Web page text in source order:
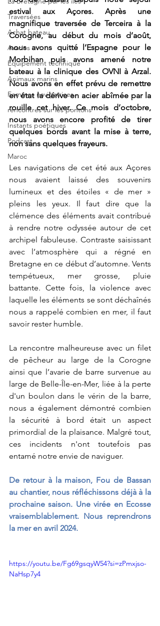
Traversées
Achat bateau
Avaries
Equipement technique
Animaux marins
Femmes navigatrices
rencontres sur les pontons
Instants poétiques
Podcast
Maroc
estival aux Açores. Après une
magnifique traversée de Terceira à la
Corogne, au début du mois d’août,
nous avons quitté l’Espagne pour le
Morbihan puis avons amené notre
bateau à la clinique des OVNI à Arzal.
Nous avons en effet prévu de remettre
en état la dérive en acier abîmée par la
rouille cet hiver. Ce mois d’octobre,
nous avons encore profité de tirer
quelques bords avant la mise à terre,
non sans quelques frayeurs.
Les navigations de cet été aux Açores
nous avaient laissé des souvenirs
lumineux et des étoiles « de mer »
pleins les yeux. Il faut dire que la
clémence des éléments avait contribué
à rendre notre odyssée autour de cet
archipel fabuleuse. Contraste saisissant
avec l’atmosphère qui a régné en
Bretagne en ce début d’automne. Vents
tempétueux, mer grosse, pluie
battante. Cette fois, la violence avec
laquelle les éléments se sont déchaînés
nous a rappelé combien en mer, il faut
savoir rester humble.
La rencontre malheureuse avec un filet
de pêcheur au large de la Corogne
ainsi que l’avarie de barre survenue au
large de Belle-Île-en-Mer, liée à la perte
d'un boulon dans le vérin de la barre,
nous a également démontré combien
la sécurité à bord était un aspect
primordial de la plaisance. Malgré tout,
ces incidents n'ont toutefois pas
entamé notre envie de naviguer.
De retour à la maison, Fou de Bassan
au chantier, nous réfléchissons déjà à la
prochaine saison. Une virée en Ecosse
vraisemblablement. Nous reprendrons
la mer en avril 2024.
https://youtu.be/Fg69gsqyW54?si=zPmxjso-
NaHsp7y4